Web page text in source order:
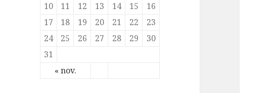
« nov.
10
11 12 13 14 15
16
17
18 19 20 21 22
23
24
25 26 27 28 29
30
31